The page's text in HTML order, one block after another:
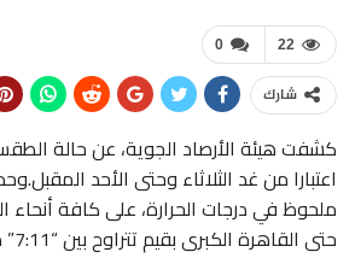
0 22
شارك
كشفت هيئة الأرصاد الجوية، عن حالة
اعتبارا من غد الثلاثاء وحتى الأحد
ملحوظ في درجات الحرارة، على كافة أنحاء
حتى القاهرة الكبرى بقيم تتراوح بين “7:11” درجة مئوية.